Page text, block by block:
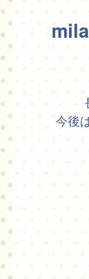
今後